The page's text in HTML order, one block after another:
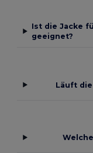
Ist die Jacke
geeignet?
Läuft